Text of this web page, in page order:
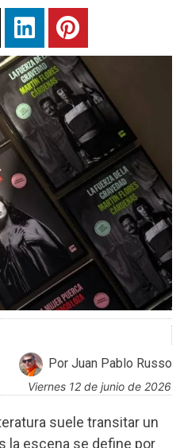
Por Juan Pablo Russo
viernes 12 de junio de 2026
suele transitar un
la escena se define por